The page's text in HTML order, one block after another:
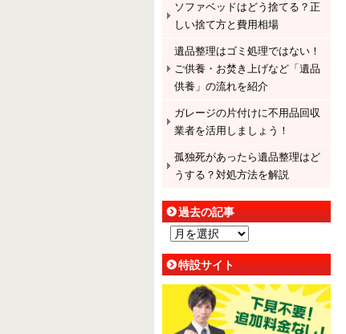
ソファベッドはどう捨てる？正
しい捨て方と費用相場
遺品整理はゴミ処理ではない！
ご供養・お焚き上げなど「遺品
供養」の流れを紹介
ガレージの片付けに不用品回収
業者を活用しましょう！
孤独死があったら遺品整理はど
うする？対処方法を解説
過去の記事
の
記
特設サイト